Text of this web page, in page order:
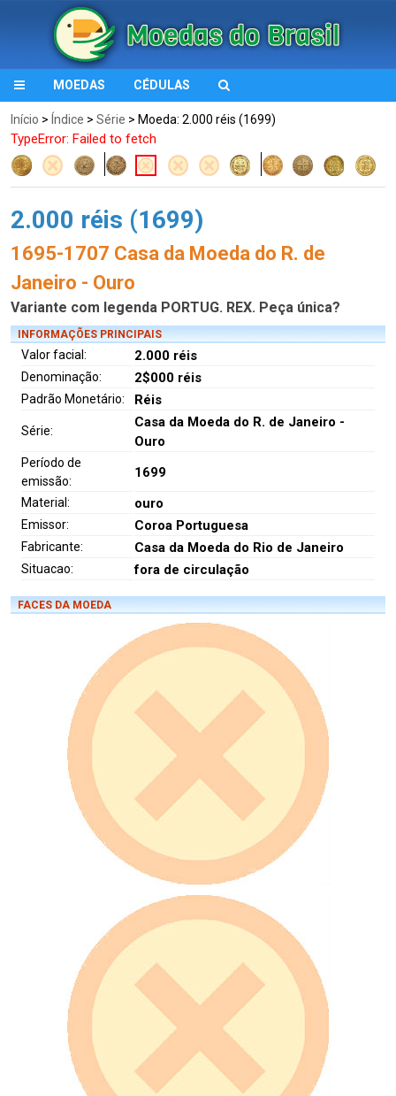
MOEDAS CÉDULAS
Início > Índice > Série > Moeda: 2.000 réis (1699)
TypeError: Failed to fetch
2.000 réis (1699)
1695-1707 Casa da Moeda do R. de
Janeiro - Ouro
Variante com legenda PORTUG. REX. Peça única?
INFORMAÇÕES PRINCIPAIS
Valor facial: 2.000 réis
Denominação: 2$000 réis
Padrão Monetário: Réis
Série:
Casa da Moeda do R. de Janeiro -
Ouro
Período de
emissão:
1699
Material: ouro
Emissor: Coroa Portuguesa
Fabricante: Casa da Moeda do Rio de Janeiro
Situacao: fora de circulação
FACES DA MOEDA